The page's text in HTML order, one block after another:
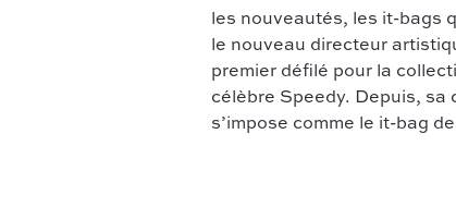
les nouveautés, les it-bags
le nouveau directeur
premier défilé pour la
célèbre Speedy. Depuis,
s’impose comme le it-bag